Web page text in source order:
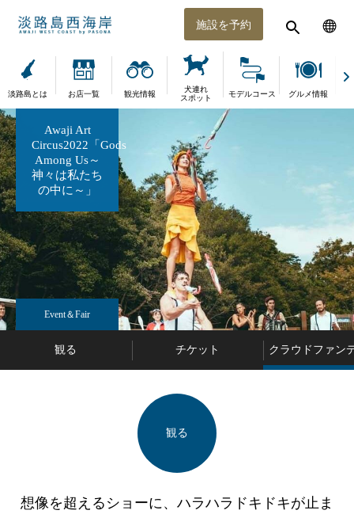
施設を予約
淡路島とは お店一覧 観光情報
犬連れ
スポット
モデルコース グルメ情報
Awaji Art
Circus2022「Gods
Among Us～
神々は私たち
の中に～」
Event＆Fair
観る チケット クラウドファン
観る
想像を超えるショーに、ハラハラドキドキが止ま